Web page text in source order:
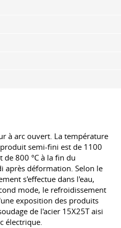
à arc ouvert. La température
semi-fini est de 1100
de 800 °C à la fin du
après déformation. Selon le
s'effectue dans l'eau,
mode, le refroidissement
exposition des produits
de l'acier 15X25T aisi
électrique.